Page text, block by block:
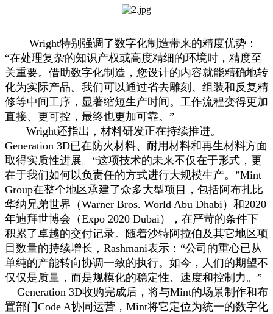
Wright特别强调了数字化制造带来的精度优势：
“在处理复杂的知识产权或高度精细的环境时，精度至
关重要。借助数字化制造，您设计的内容就能精确地转
化为实际产品。我们可以通过省去雕刻、组装和反复精
修等中间工序，显著缩短生产时间。工作流程变得更加
直接、更可控，最终也更加可靠。”
Wright还指出，材料研发正在持续推进。
Generation 3D已在防火材料、耐用材料和再生材料方面
取得实质性进展。“这项技术的未来不仅在于形式，更
在于我们如何以负责任的方式进行大规模生产。”Mint
Group在整个地区承建了众多大型项目，包括阿布扎比
华纳兄弟世界（Warner Bros. World Abu Dhabi）和2020
年迪拜世博会（Expo 2020 Dubai），在严苛的条件下
积累了卓越的交付记录。随着沙特阿拉伯及其它地区项
目数量的持续增长，Rashmani表示：“公司的重心已从
单纯的产能转向协调一致的执行。如今，人们的期望不
仅仅是质量，而是规模化的稳定性、速度和控制力。”
Generation 3D收购完成后，将与Mint的场景制作和布
置部门Code A协同运营，Mint将它定位为统一的数字化